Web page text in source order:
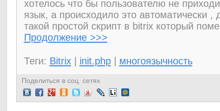
хотелось что бы пользователю не
язык, а происходило это автоматически ,
такой простой скрипт в bitrix который
Продолжение >>>
Теги: Bitrix| init.php| многоязычность
Поделиться в соц. сетях